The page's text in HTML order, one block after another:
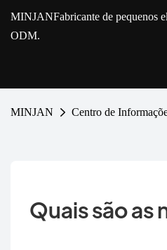
MINJANFabricante de pequenos
ODM.
MINJAN Centro de
Quais são as